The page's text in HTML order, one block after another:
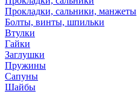
Прокладки, сальники, манжеты
Болты, винты, шпильки
Втулки
Гайки
Заглушки
Пружины
Сапуны
Шайбы